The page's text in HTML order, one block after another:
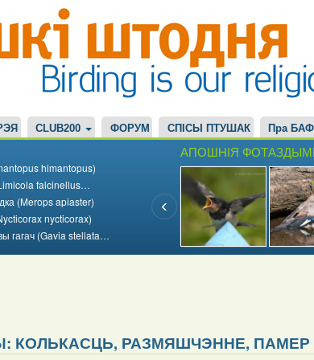
CLUB200 ФОРУМ СПІСЫ ПТУШАК Пра
himantopus)
falcinellus…
(Merops apiaster)
nycticorax)
гагач (Gavia stellata…
АПОШНІЯ
РАЗМЯШЧЭННЕ, ПАМЕР